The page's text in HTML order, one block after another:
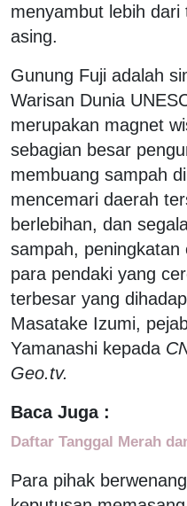
menyambut lebih dari
asing.
Gunung Fuji adalah
Warisan Dunia
merupakan magnet
sebagian besar
membuang sampah
mencemari daerah
berlebihan, dan
sampah, peningkatan
para pendaki yang
terbesar yang
Masatake Izumi,
Yamanashi kepada
Geo.tv.
Baca Juga :
Daftar Tanggal Merah
Para pihak